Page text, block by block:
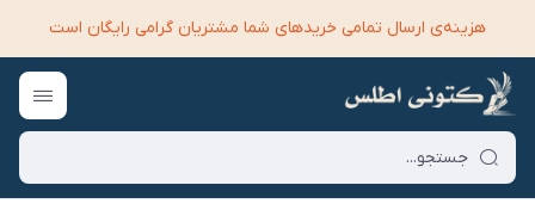
هزینه‌ی ارسال تمامی خرید‌های شما مشتریان گرامی رایگان است